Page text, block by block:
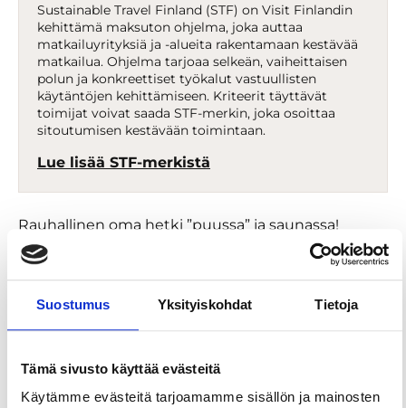
Suostumus Yksityiskohdat Tietoja
Tämä sivusto käyttää evästeitä
Käytämme evästeitä tarjoamamme sisällön ja mainosten
Sustainable Travel Finland (STF) on Visit Finlandin
kehittämä maksuton ohjelma, joka auttaa
matkailuyrityksiä ja -alueita rakentamaan kestävää
matkailua. Ohjelma tarjoaa selkeän, vaiheittaisen
polun ja konkreettiset työkalut vastuullisten
käytäntöjen kehittämiseen. Kriteerit täyttävät
toimijat voivat saada STF-merkin, joka osoittaa
sitoutumisen kestävään toimintaan.
Lue lisää STF-merkistä
Rauhallinen oma hetki ”puussa” ja saunassa!
Rentoudu Tentsile-puuteltan suojissa lintujärven
upeassa äänimaisemassa ja ennen lähtöäsi sauno
kärrysaunassa.
lintujärven asukkaiden ja luonnon tarkkailuun
sekä omassa rauhassa oleiluun. Pakettiin kuuluu